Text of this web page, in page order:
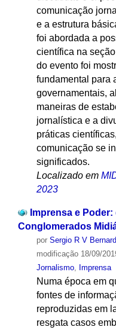
comunicação
e a estrutura
foi abordada a
científica na
do evento foi
fundamental para
governamentais,
maneiras de
jornalística e a
práticas
comunicação se
significados.
Localizado em
2023
Imprensa e
Conglomerados
por Sergio R V
modificação18/09/
Jornalismo, Imprensa
Numa época em
fontes de
reproduzidas em
resgata casos